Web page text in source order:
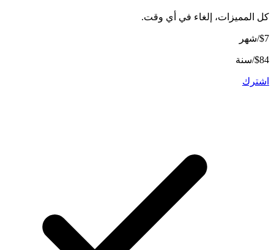
كل المميزات، إلغاء في أي وقت.
$7/شهر
$84/سنة
اشترك